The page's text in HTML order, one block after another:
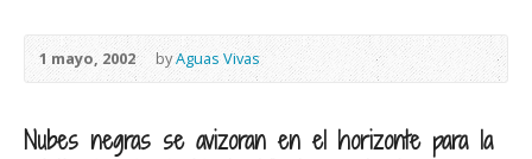
1 mayo, 2002 byAguas Vivas
Nubes negras se avizoran en el horizonte para la